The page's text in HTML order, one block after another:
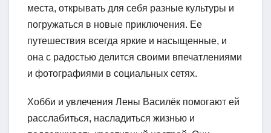
места, открывать для себя разные культуры и
погружаться в новые приключения. Ее
путешествия всегда яркие и насыщенные, и
она с радостью делится своими впечатлениями
и фотографиями в социальных сетях.
Хобби и увлечения Лены Василёк помогают ей
расслабиться, насладиться жизнью и